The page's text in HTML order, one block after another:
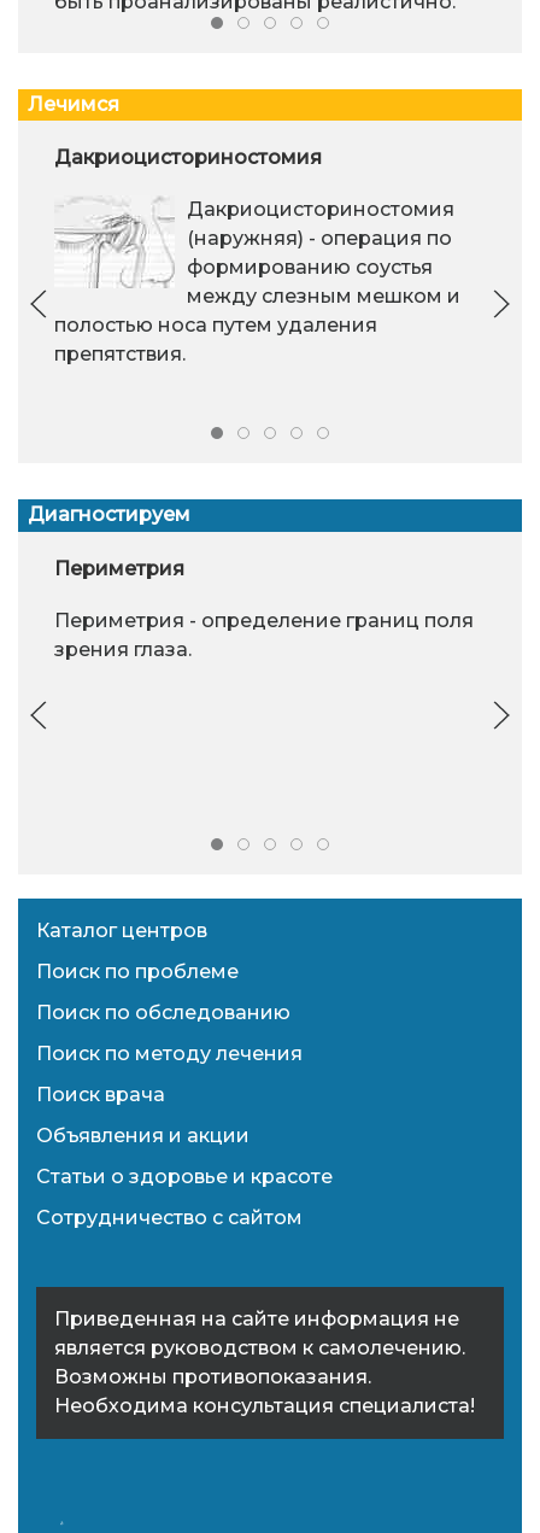
Лечимся
Дакриоцисториностомия
Дакриоцисториностомия
(наружняя) - операция по
формированию соустья
между слезным мешком и
полостью носа путем удаления
препятствия.
Диагностируем
Периметрия
Периметрия - определение границ поля
зрения глаза.
Каталог центров
Поиск по проблеме
Поиск по обследованию
Поиск по методу лечения
Поиск врача
Объявления и акции
Статьи о здоровье и красоте
Сотрудничество с сайтом
Приведенная на сайте информация не
является руководством к самолечению.
Возможны противопоказания.
Необходима консультация специалиста!